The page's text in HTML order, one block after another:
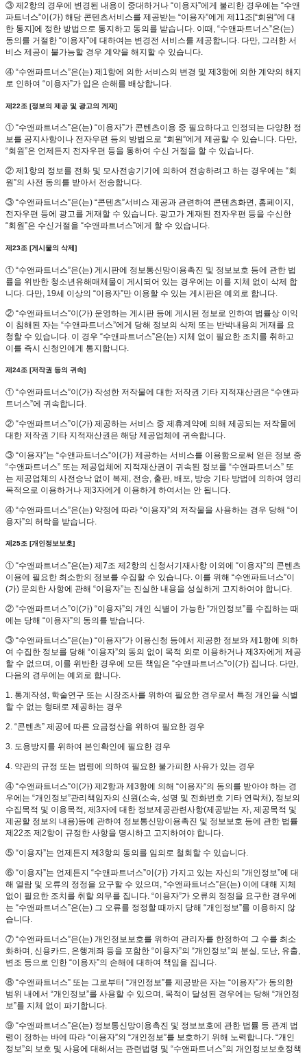
③ 제2항의 경우에 변경된 내용이 중대하거나 “이용자”에게 불리한 경우에는 “수앤
파트너스”이(가) 해당 콘텐츠서비스를 제공받는 “이용자”에게 제11조[“회원”에 대
한 통지]에 정한 방법으로 통지하고 동의를 받습니다. 이때, “수앤파트너스”은(는)
동의를 거절한 “이용자”에 대하여는 변경전 서비스를 제공합니다. 다만, 그러한 서
비스 제공이 불가능할 경우 계약을 해지할 수 있습니다.
④ “수앤파트너스”은(는) 제1항에 의한 서비스의 변경 및 제3항에 의한 계약의 해지
로 인하여 “이용자”가 입은 손해를 배상합니다.
제22조 [정보의 제공 및 광고의 게재]
① “수앤파트너스”은(는) “이용자”가 콘텐츠이용 중 필요하다고 인정되는 다양한 정
보를 공지사항이나 전자우편 등의 방법으로 “회원”에게 제공할 수 있습니다. 다만,
“회원”은 언제든지 전자우편 등을 통하여 수신 거절을 할 수 있습니다.
② 제1항의 정보를 전화 및 모사전송기기에 의하여 전송하려고 하는 경우에는 “회
원”의 사전 동의를 받아서 전송합니다.
③ “수앤파트너스”은(는) “콘텐츠”서비스 제공과 관련하여 콘텐츠화면, 홈페이지,
전자우편 등에 광고를 게재할 수 있습니다. 광고가 게재된 전자우편 등을 수신한
“회원”은 수신거절을 “수앤파트너스”에게 할 수 있습니다.
제23조 [게시물의 삭제]
① “수앤파트너스”은(는) 게시판에 정보통신망이용촉진 및 정보보호 등에 관한 법
률을 위반한 청소년유해매체물이 게시되어 있는 경우에는 이를 지체 없이 삭제 합
니다. 다만, 19세 이상의 “이용자”만 이용할 수 있는 게시판은 예외로 합니다.
② “수앤파트너스”이(가) 운영하는 게시판 등에 게시된 정보로 인하여 법률상 이익
이 침해된 자는 “수앤파트너스”에게 당해 정보의 삭제 또는 반박내용의 게재를 요
청할 수 있습니다. 이 경우 “수앤파트너스”은(는) 지체 없이 필요한 조치를 취하고
이를 즉시 신청인에게 통지합니다.
제24조 [저작권 등의 귀속]
① “수앤파트너스”이(가) 작성한 저작물에 대한 저작권 기타 지적재산권은 “수앤파
트너스”에 귀속합니다.
② “수앤파트너스”이(가) 제공하는 서비스 중 제휴계약에 의해 제공되는 저작물에
대한 저작권 기타 지적재산권은 해당 제공업체에 귀속합니다.
③ “이용자”는 “수앤파트너스”이(가) 제공하는 서비스를 이용함으로써 얻은 정보 중
“수앤파트너스” 또는 제공업체에 지적재산권이 귀속된 정보를 “수앤파트너스” 또
는 제공업체의 사전승낙 없이 복제, 전송, 출판, 배포, 방송 기타 방법에 의하여 영리
목적으로 이용하거나 제3자에게 이용하게 하여서는 안 됩니다.
④ “수앤파트너스”은(는) 약정에 따라 “이용자”의 저작물을 사용하는 경우 당해 “이
용자”의 허락을 받습니다.
제25조 [개인정보보호]
① “수앤파트너스”은(는) 제7조 제2항의 신청서기재사항 이외에 “이용자”의 콘텐츠
이용에 필요한 최소한의 정보를 수집할 수 있습니다. 이를 위해 “수앤파트너스”이
(가) 문의한 사항에 관해 “이용자”는 진실한 내용을 성실하게 고지하여야 합니다.
② “수앤파트너스”이(가) “이용자”의 개인 식별이 가능한 “개인정보”를 수집하는 때
에는 당해 “이용자”의 동의를 받습니다.
③ “수앤파트너스”은(는) “이용자”가 이용신청 등에서 제공한 정보와 제1항에 의하
여 수집한 정보를 당해 “이용자”의 동의 없이 목적 외로 이용하거나 제3자에게 제공
할 수 없으며, 이를 위반한 경우에 모든 책임은 “수앤파트너스”이(가) 집니다. 다만,
다음의 경우에는 예외로 합니다.
1. 통계작성, 학술연구 또는 시장조사를 위하여 필요한 경우로서 특정 개인을 식별
할 수 없는 형태로 제공하는 경우
2. “콘텐츠” 제공에 따른 요금정산을 위하여 필요한 경우
3. 도용방지를 위하여 본인확인에 필요한 경우
4. 약관의 규정 또는 법령에 의하여 필요한 불가피한 사유가 있는 경우
④ “수앤파트너스”이(가) 제2항과 제3항에 의해 “이용자”의 동의를 받아야 하는 경
우에는 “개인정보”관리책임자의 신원(소속, 성명 및 전화번호 기타 연락처), 정보의
수집목적 및 이용목적, 제3자에 대한 정보제공관련사항(제공받는 자, 제공목적 및
제공할 정보의 내용)등에 관하여 정보통신망이용촉진 및 정보보호 등에 관한 법률
제22조 제2항이 규정한 사항을 명시하고 고지하여야 합니다.
⑤ “이용자”는 언제든지 제3항의 동의를 임의로 철회할 수 있습니다.
⑥ “이용자”는 언제든지 “수앤파트너스”이(가) 가지고 있는 자신의 “개인정보”에 대
해 열람 및 오류의 정정을 요구할 수 있으며, “수앤파트너스”은(는) 이에 대해 지체
없이 필요한 조치를 취할 의무를 집니다. “이용자”가 오류의 정정을 요구한 경우에
는 “수앤파트너스”은(는) 그 오류를 정정할 때까지 당해 “개인정보”를 이용하지 않
습니다.
⑦ “수앤파트너스”은(는) 개인정보보호를 위하여 관리자를 한정하여 그 수를 최소
화하며, 신용카드, 은행계좌 등을 포함한 “이용자”의 “개인정보”의 분실, 도난, 유출,
변조 등으로 인한 “이용자”의 손해에 대하여 책임을 집니다.
⑧ “수앤파트너스” 또는 그로부터 “개인정보”를 제공받은 자는 “이용자”가 동의한
범위 내에서 “개인정보”를 사용할 수 있으며, 목적이 달성된 경우에는 당해 “개인정
보”를 지체 없이 파기합니다.
⑨ “수앤파트너스”은(는) 정보통신망이용촉진 및 정보보호에 관한 법률 등 관계 법
령이 정하는 바에 따라 “이용자”의 “개인정보”를 보호하기 위해 노력합니다. “개인
정보”의 보호 및 사용에 대해서는 관련법령 및 “수앤파트너스”의 개인정보보호정책